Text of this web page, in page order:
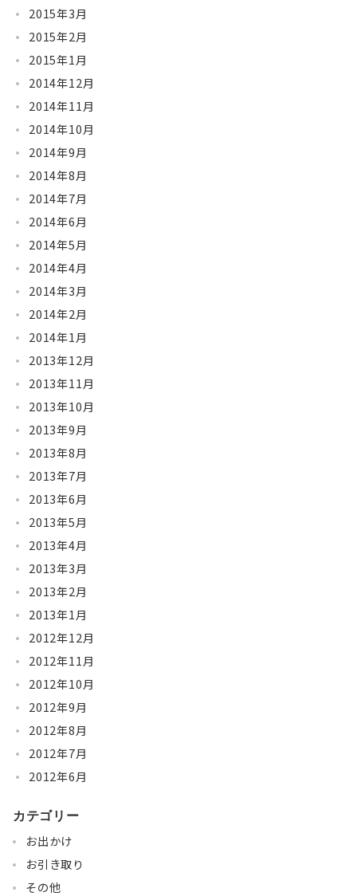
2015年3月
2015年2月
2015年1月
2014年12月
2014年11月
2014年10月
2014年9月
2014年8月
2014年7月
2014年6月
2014年5月
2014年4月
2014年3月
2014年2月
2014年1月
2013年12月
2013年11月
2013年10月
2013年9月
2013年8月
2013年7月
2013年6月
2013年5月
2013年4月
2013年3月
2013年2月
2013年1月
2012年12月
2012年11月
2012年10月
2012年9月
2012年8月
2012年7月
2012年6月
カテゴリー
お出かけ
お引き取り
その他